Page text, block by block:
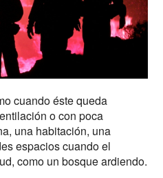
cuando éste queda
o con poca
una habitación, una
espacios cuando el
como un bosque ardiendo.